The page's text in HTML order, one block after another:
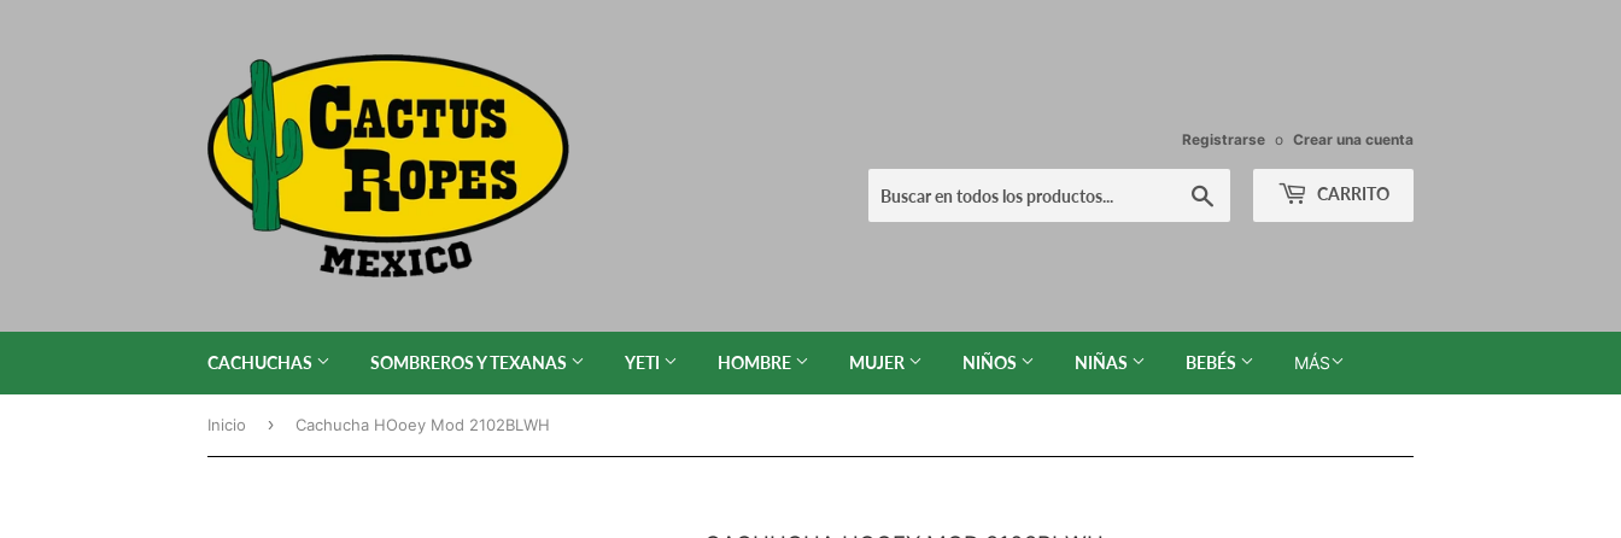
Registrarse o Crear una cuenta
CARRITO
CACHUCHAS SOMBREROS Y TEXANAS YETI HOMBRE MUJER NIÑOS NIÑAS BEBÉS MÁS
Inicio › Cachucha HOoey Mod 2102BLWH